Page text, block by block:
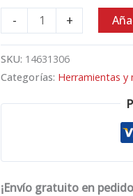
- +
SKU: 14631306
Categorías: Herramientas y
¡Envío gratuito en